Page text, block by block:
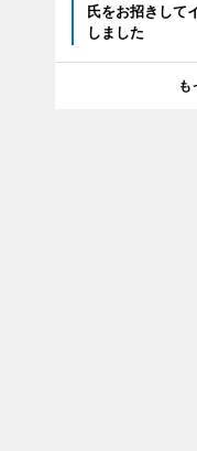
氏をお招きして
しました
も